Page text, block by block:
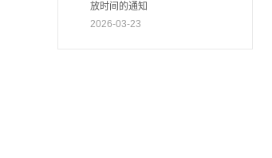
放时间的通知
2026-03-23